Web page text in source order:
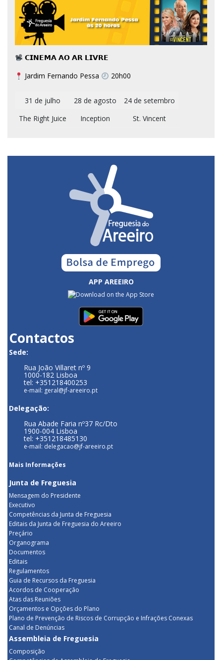
𝗖𝗜𝗡𝗘𝗠𝗔 𝗔𝗢 𝗔𝗥 𝗟𝗜𝗩𝗥𝗘
Jardim Fernando Pessa
20h00
31 de julho 28 de agosto
24 de setembro
The Right Juice
Inception St. Vincent
APP AREEIRO
Contactos
Sede:
Rua João Villaret nº 9
1000-182 Lisboa
tel: +351218400253
e-mail: geral@jf-areeiro.pt
Delegação:
Rua Abade Faria nº37 Rc/Dto
1900-004 Lisboa
tel: +351218485130
e-mail: delegacao@jf-areeiro.pt
Mais Informações
Junta de Freguesia
Mensagem do Presidente
Executivo
Competências da Junta de Freguesia
Editais da Junta de Freguesia do Areeiro
Preçário
Organograma
Documentos
Editais
Regulamentos
Guia de Recursos da Freguesia
Acordos de Cooperação
Atas das Reuniões
Orçamentos e Opções do Plano
Plano de Prevenção de Riscos de Corrupção e Infrações Conexas
Canal de Denúncias
Assembleia de Freguesia
Composição